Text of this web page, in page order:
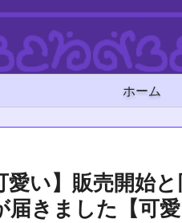
ホーム
愛い】販売開始
届きました【可愛